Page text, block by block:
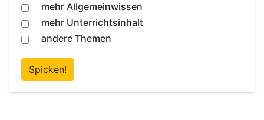
mehr Allgemeinwissen
mehr Unterrichtsinhalt
andere Themen
Spicken!